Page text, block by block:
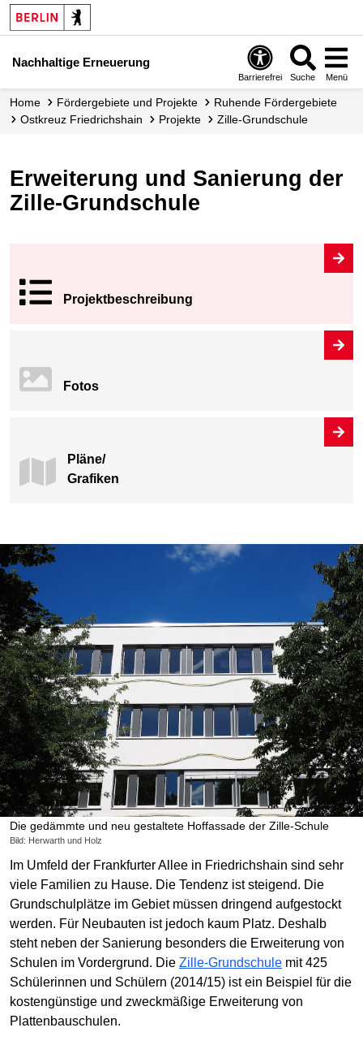
Nachhaltige Erneuerung
Barrierefrei Suche Menü
Home Fördergebiete und Projekte
Ruhende Fördergebiete
Ostkreuz Friedrichshain
Projekte Zille-Grundschule
Erweiterung und Sanierung der
Zille-Grundschule
Projekt­beschreibung
Fotos
Pläne/
Grafiken
Die gedämmte und neu gestaltete Hoffassade der Zille-Schule
Bild: Herwarth und Holz
Im Umfeld der Frankfurter Allee in Friedrichshain sind sehr
viele Familien zu Hause. Die Tendenz ist steigend. Die
Grundschulplätze im Gebiet müssen dringend aufgestockt
werden. Für Neubauten ist jedoch kaum Platz. Deshalb
steht neben der Sanierung besonders die Erweiterung von
Schulen im Vordergrund. Die Zille-Grundschule mit 425
Schülerinnen und Schülern (2014/15) ist ein Beispiel für die
kostengünstige und zweckmäßige Erweiterung von
Plattenbauschulen.